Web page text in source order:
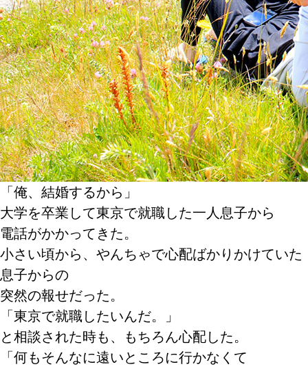
「俺、結婚するから」
大学を卒業して東京で就職した一人息子から
電話がかかってきた。
小さい頃から、やんちゃで心配ばかりかけていた
息子からの
突然の報せだった。
「東京で就職したいんだ。」
と相談された時も、もちろん心配した。
「何もそんなに遠いところに行かなくて